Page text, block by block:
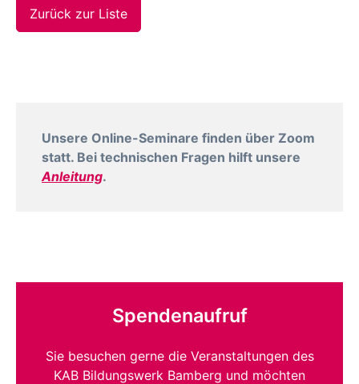
Zurück zur Liste
Unsere Online-Seminare finden über Zoom
statt. Bei technischen Fragen hilft unsere
Anleitung.
Spendenaufruf
Sie besuchen gerne die Veranstaltungen des
KAB Bildungswerk Bamberg und möchten